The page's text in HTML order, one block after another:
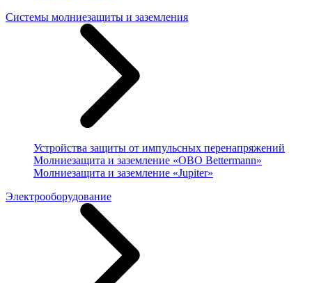
Системы молниезащиты и заземления
Устройства защиты от импульсных перенапряжений
Молниезащита и заземление «OBO Bettermann»
Молниезащита и заземление «Jupiter»
Электрооборудование